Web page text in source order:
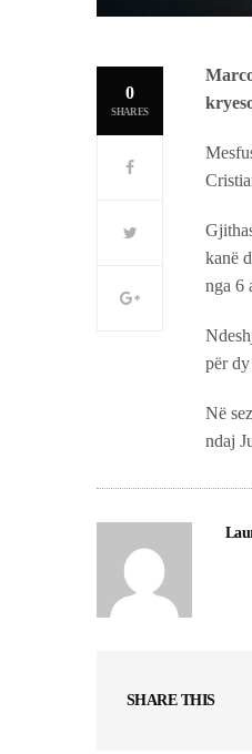
0
SHARES
kanë
nga 6
për
Në
ndaj
SHARE THIS